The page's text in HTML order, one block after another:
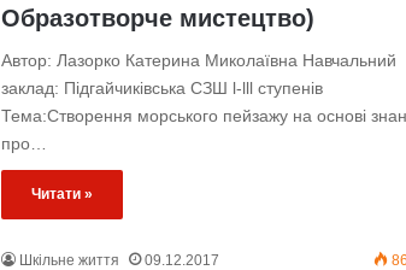
Образотворче мистецтво)
Автор: Лазорко Катерина Миколаївна Навчальний
заклад: Підгайчиківська СЗШ l-lll ступенів
Тема:Створення морського пейзажу на основі
про…
Читати »
Шкільне життя 09.12.2017